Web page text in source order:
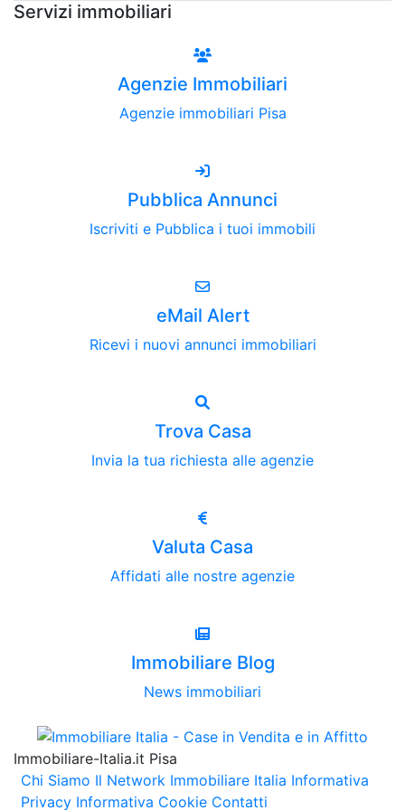
Servizi immobiliari
Agenzie Immobiliari
Agenzie immobiliari Pisa
Pubblica Annunci
Iscriviti e Pubblica i tuoi immobili
eMail Alert
Ricevi i nuovi annunci immobiliari
Trova Casa
Invia la tua richiesta alle agenzie
Valuta Casa
Affidati alle nostre agenzie
Immobiliare Blog
News immobiliari
Immobiliare-Italia.it Pisa
Chi Siamo Il Network Immobiliare Italia Informativa
Privacy Informativa Cookie Contatti